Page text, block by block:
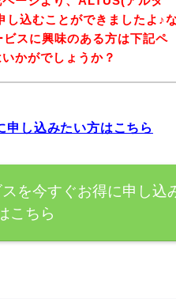
し込むことができましたよ♪
スに興味のある方は下記ペ
かがでしょうか？
し込みたい方はこちら
を今すぐお得に申し込
こちら